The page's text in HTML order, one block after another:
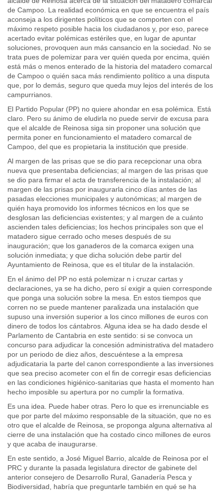
de Campoo. La realidad económica en que se encuentra el país
aconseja a los dirigentes políticos que se comporten con el
máximo respeto posible hacia los ciudadanos y, por eso, parece
acertado evitar polémicas estériles que, en lugar de apuntar
soluciones, provoquen aun más cansancio en la sociedad. No se
trata pues de polemizar para ver quién queda por encima, quién
está más o menos enterado de la historia del matadero comarcal
de Campoo o quién saca más rendimiento político a una disputa
que, por lo demás, seguro que queda muy lejos del interés de los
campurrianos.
El Partido Popular (PP) no quiere ahondar en esa polémica. Está
claro. Pero su ánimo de eludirla no puede servir de excusa para
que el alcalde de Reinosa siga sin proponer una solución que
permita poner en funcionamiento el matadero comarcal de
Campoo, del que es propietaria la institución que preside.
Al margen de las prisas que se dio para recepcionar una obra
nueva que presentaba deficiencias; al margen de las prisas que
se dio para firmar el acta de transferencia de la instalación; al
margen de las prisas por inaugurarla cinco días antes de las
pasadas elecciones municipales y autonómicas; al margen de
quién haya promovido los informes técnicos en los que se
desglosan las deficiencias existentes; y al margen de a cuánto
ascienden tales deficiencias; los hechos principales son que el
matadero sigue cerrado ocho meses después de su
inauguración; que los ganaderos de la comarca exigen una
solución inmediata; y que dicha solución debe partir del
Ayuntamiento de Reinosa, que es el titular de la instalación.
En el ánimo del PP no está polemizar n i cruzar cartas y
declaraciones, ya se ha dicho, pero sí exigir a quien corresponde
que ponga una solución sobre la mesa. En estos tiempos que
corren no se puede mantener paralizada una instalación que
supuso una inversión superior a los cinco millones de euros con
dinero de todos los cántabros. Alguna idea se ha dado desde el
Parlamento de Cantabria en este sentido: si se convoca un
concurso para adjudicar la concesión administrativa del matadero
por un periodo de diez años, descuéntese a la empresa
adjudicataria la parte del canon correspondiente a las inversiones
que sea preciso acometer con el fin de corregir esas deficiencias
en las condiciones higiénico-sanitarias que hasta el momento han
hecho imposible su apertura por no cumplir la formativa.
Es una idea. Puede haber otras. Pero lo que es irrenunciable es
que por parte del máximo responsable de la situación, que no es
otro que el alcalde de Reinosa, se proponga alguna alternativa al
cierre de una instalación que ha costado cinco millones de euros
y que acaba de inaugurarse.
En este sentido, a José Miguel Barrio, alcalde de Reinosa por el
PRC y durante la pasada legislatura director de gabinete del
anterior consejero de Desarrollo Rural, Ganadería Pesca y
Biodiversidad, habría que preguntarle también en qué se ha